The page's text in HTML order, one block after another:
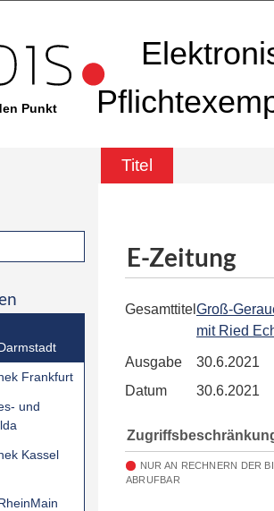
Punkt
Titel
Frankfurt
und
Kassel
E-Zeitung
Gesamttitel Groß-
mit Ried
Ausgabe
30.6.2021
Datum
30.6.2021
NUR AN RECHNERN DER
ABRUFBAR